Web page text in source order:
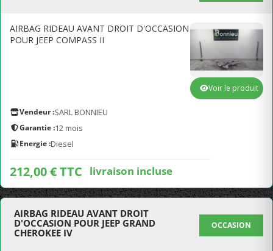
AIRBAG RIDEAU AVANT DROIT D'OCCASION
POUR JEEP COMPASS II
Vendeur :SARL BONNIEU
Garantie :12 mois
Energie :Diesel
212,00 € TTC livraison incluse
Voir le produit
AIRBAG RIDEAU AVANT DROIT
D'OCCASION POUR JEEP GRAND
CHEROKEE IV
OCCASION